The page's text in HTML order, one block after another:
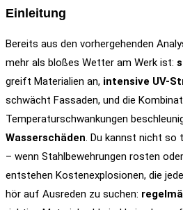
Einleitung
Bereits aus den vorhergehenden
mehr als bloßes Wetter am Werk ist:
greift Materialien an, intensive UV-
schwächt Fassaden, und die
Temperaturschwankungen
Wasserschäden. Du kannst nicht so
– wenn Stahlbewehrungen rosten
entstehen Kostenexplosionen, die
hör auf Ausreden zu suchen: